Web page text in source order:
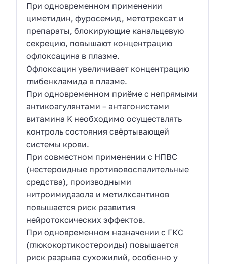
При одновременном применении
циметидин, фуросемид, метотрексат и
препараты, блокирующие канальцевую
секрецию, повышают концентрацию
офлоксацина в плазме.
Офлоксацин увеличивает концентрацию
глибенкламида в плазме.
При одновременном приёме с непрямыми
антикоагулянтами – антагонистами
витамина K необходимо осуществлять
контроль состояния свёртывающей
системы крови.
При совместном применении с НПВС
(нестероидные противовоспалительные
средства), производными
нитроимидазола и метилксантинов
повышается риск развития
нейротоксических эффектов.
При одновременном назначении с ГКС
(глюкокортикостероиды) повышается
риск разрыва сухожилий, особенно у